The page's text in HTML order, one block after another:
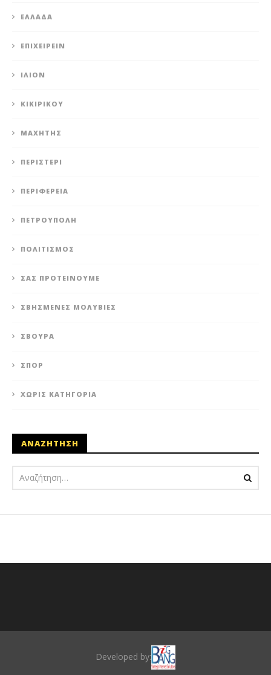
ΕΛΛΆΔΑ
ΕΠΙΧΕΙΡΕΊΝ
ΊΛΙΟΝ
ΚΙΚΙΡΙΚΟΥ
ΜΑΧΗΤΗΣ
ΠΕΡΙΣΤΈΡΙ
ΠΕΡΙΦΈΡΕΙΑ
ΠΕΤΡΟΎΠΟΛΗ
ΠΟΛΙΤΙΣΜΌΣ
ΣΑΣ ΠΡΟΤΕΊΝΟΥΜΕ
ΣΒΗΣΜΈΝΕΣ ΜΟΛΥΒΙΈΣ
ΣΒΟΎΡΑ
ΣΠΟΡ
ΧΩΡΊΣ ΚΑΤΗΓΟΡΊΑ
ΑΝΑΖΗΤΗΣΗ
Developed by: